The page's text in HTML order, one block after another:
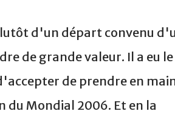
d'un départ convenu
de grande valeur. Il a eu le
de prendre en
du Mondial 2006. Et en la